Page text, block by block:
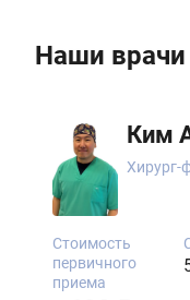
Наши врачи
Ким
Хирург-
Стоимость
первичного
приема